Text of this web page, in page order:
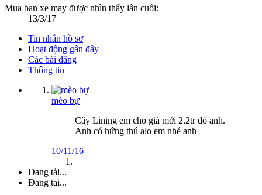
Mua ban xe may được nhìn thấy lần cuối:
13/3/17
Tin nhắn hồ sơ
Hoạt động gần đây
Các bài đăng
Thông tin
mèo bự
Cây Lining em cho giá mới 2.2tr đó anh.
Anh có hứng thú alo em nhé anh
10/11/16
Đang tải...
Đang tải...